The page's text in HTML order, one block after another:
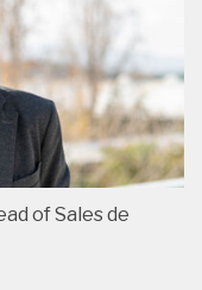
of Sales de